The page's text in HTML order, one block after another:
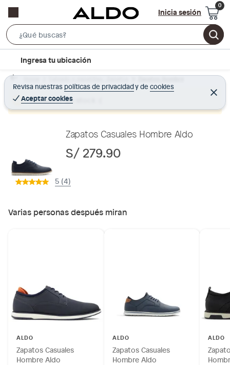
Inicia sesión
e
r
c
B
r
c
t
n
Ingresa tu ubicación
Revisa nuestras políticas de privacidadyde cookies
Aceptar cookies
C
e
r
Home Calzado y zapatillas - Zapatos Zapatos Hombre
Producto sin stock :(
Zapatos Casuales Hombre Aldo
S/ 279.90
5 (4)
Varias personas después miran
ALDO
Zapatos Casuales
Hombre Aldo
ALDO
Zapatos Casuales
Hombre Aldo
ALDO